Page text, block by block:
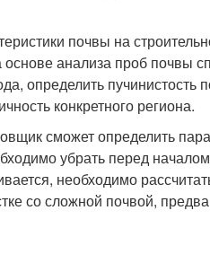
почвы на
основе анализа проб почвы
определить пучинистость
конкретного региона.
сможет определить
убрать перед
необходимо
со сложной почвой,